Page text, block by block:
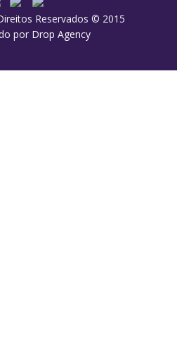
Reservados © 2015
por Drop Agency